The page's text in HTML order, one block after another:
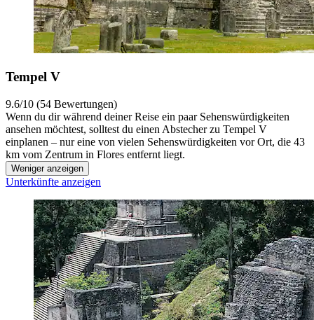
Tempel V
9.6/10 (54 Bewertungen)
Wenn du dir während deiner Reise ein paar Sehenswürdigkeiten
ansehen möchtest, solltest du einen Abstecher zu Tempel V
einplanen – nur eine von vielen Sehenswürdigkeiten vor Ort, die 43
km vom Zentrum in Flores entfernt liegt.
Weniger anzeigen
Unterkünfte anzeigen